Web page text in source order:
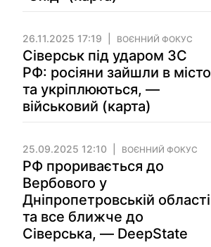
26.11.2025 17:19 ВОЄННИЙ ФОКУС
Сіверськ під ударом ЗС
РФ: росіяни зайшли в місто
та укріплюються, —
військовий (карта)
25.09.2025 12:10 ВОЄННИЙ ФОКУС
РФ проривається до
Вербового у
Дніпропетровській області
та все ближче до
Сіверська, — DeepState